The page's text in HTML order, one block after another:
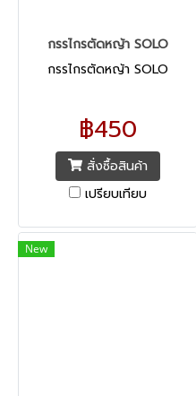
กรรไกรตัดหญ้า SOLO
กรรไกรตัดหญ้า SOLO
฿450
สั่งซื้อสินค้า
เปรียบเทียบ
New